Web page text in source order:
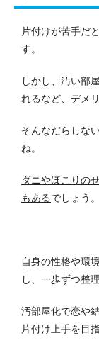
片付けが苦手だ
す。
しかし、汚い部
れるなど、デメ
そんなだらしな
ね。
ダニやほこりの
もあるでしょう。
自身の性格や環
し、一歩ずつ整
汚部屋化で恋や
片付け上手を目